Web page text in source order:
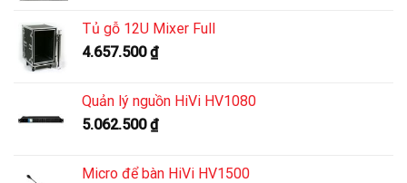
Tủ gỗ 12U Mixer Full
4.657.500₫
Quản lý nguồn HiVi HV1080
5.062.500₫
Micro để bàn HiVi HV1500